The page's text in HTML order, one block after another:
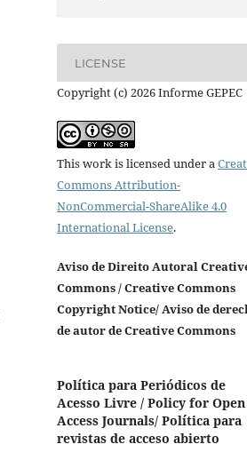
LICENSE
Copyright (c) 2026 Informe GEPEC
This work is licensed under a
Commons Attribution-
NonCommercial-ShareAlike 4.0
International License.
Aviso de Direito Autoral
Commons / Creative Commons
Copyright Notice/ Aviso de
de autor de Creative Commons
Política para Periódicos de
Acesso Livre / Policy for Open
Access Journals/ Política para
revistas de acceso abierto